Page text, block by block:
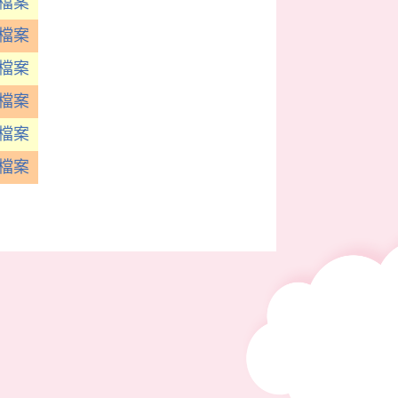
案
案
案
案
案